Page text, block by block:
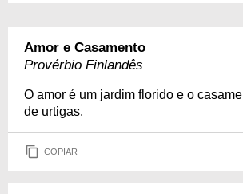
Amor e Casamento
Provérbio Finlandês
O amor é um jardim florido e o
de urtigas.
COPIAR